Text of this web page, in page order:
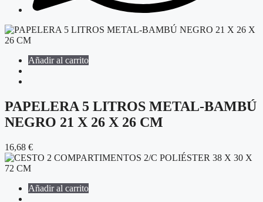
Añadir al carrito
PAPELERA 5 LITROS METAL-BAMBÚ
NEGRO 21 X 26 X 26 CM
16,68 €
Añadir al carrito